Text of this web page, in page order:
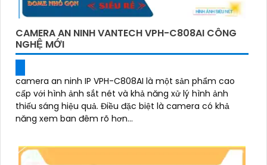
CAMERA AN NINH VANTECH VPH-C808AI CÔNG
NGHỆ MỚI
camera an ninh IP VPH-C808AI là một sản phẩm cao
cấp với hình ảnh sắt nét và khả năng xử lý hình ảnh
thiếu sáng hiệu quả. Điều đặc biệt là camera có khả
năng xem ban đêm rõ hơn...